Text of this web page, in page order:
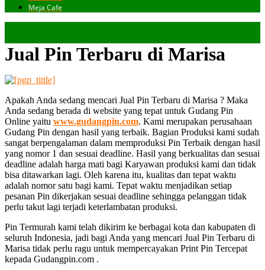
Meja Cafe
Jual Pin Terbaru di Marisa
Apakah Anda sedang mencari Jual Pin Terbaru di Marisa ? Maka
Anda sedang berada di website yang tepat untuk Gudang Pin
Online yaitu www.gudangpin.com. Kami merupakan perusahaan
Gudang Pin dengan hasil yang terbaik. Bagian Produksi kami sudah
sangat berpengalaman dalam memproduksi Pin Terbaik dengan hasil
yang nomor 1 dan sesuai deadline. Hasil yang berkualitas dan sesuai
deadline adalah harga mati bagi Karyawan produksi kami dan tidak
bisa ditawarkan lagi. Oleh karena itu, kualitas dan tepat waktu
adalah nomor satu bagi kami. Tepat waktu menjadikan setiap
pesanan Pin dikerjakan sesuai deadline sehingga pelanggan tidak
perlu takut lagi terjadi keterlambatan produksi.
Pin Termurah kami telah dikirim ke berbagai kota dan kabupaten di
seluruh Indonesia, jadi bagi Anda yang mencari Jual Pin Terbaru di
Marisa tidak perlu ragu untuk mempercayakan Print Pin Tercepat
kepada Gudangpin.com .